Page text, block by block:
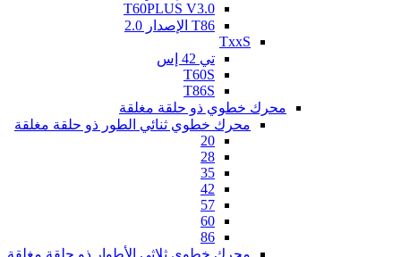
T60PLUS V3.0
T86 الإصدار 2.0
TxxS
تي 42 إس
T60S
T86S
محرك خطوي ذو حلقة مغلقة
محرك خطوي ثنائي الطور ذو حلقة مغلقة
20
28
35
42
57
60
86
محرك خطوي ثلاثي الأطوار ذو حلقة مغلقة